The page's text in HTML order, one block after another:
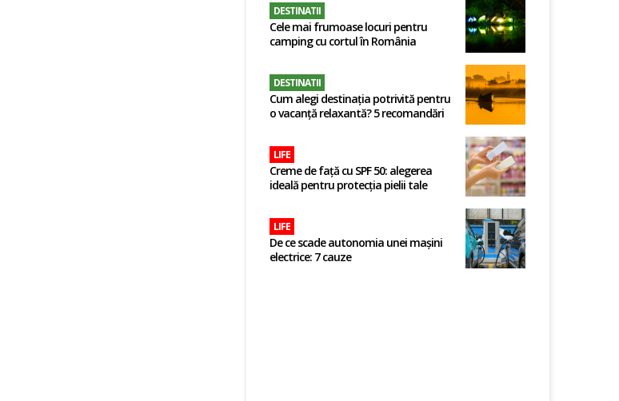
DESTINATII
Cele mai frumoase locuri pentru
camping cu cortul în România
DESTINATII
Cum alegi destinația potrivită pentru
o vacanță relaxantă? 5 recomandări
LIFE
Creme de față cu SPF 50: alegerea
ideală pentru protecția pielii tale
LIFE
De ce scade autonomia unei mașini
electrice: 7 cauze